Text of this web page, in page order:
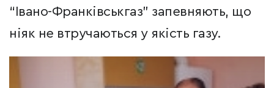
“Івано-Франківськгаз” запевняють, що
ніяк не втручаються у якість газу.